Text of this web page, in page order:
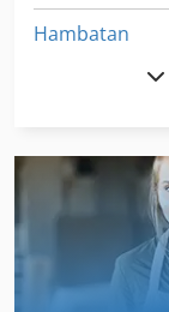
Hambatan
Hauni
Herkules